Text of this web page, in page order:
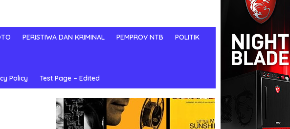
PERISTIWA DAN KRIMINAL PEMPROV NTB POLITIK
Policy Test Page – Edited